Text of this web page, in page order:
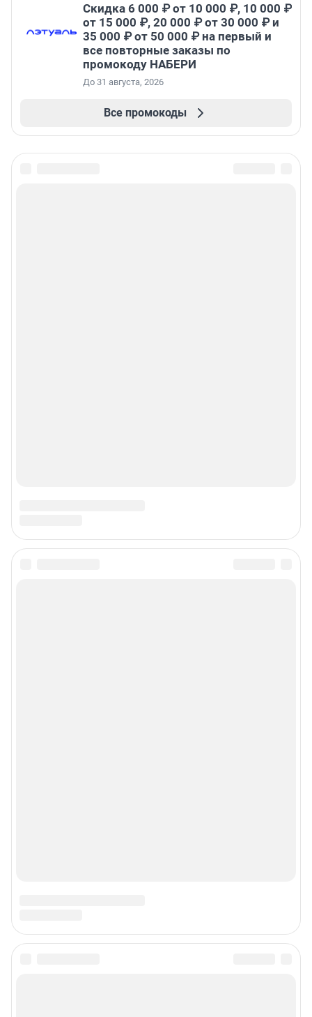
Скидка 6 000 ₽ от 10 000 ₽, 10 000 ₽
от 15 000 ₽, 20 000 ₽ от 30 000 ₽ и
35 000 ₽ от 50 000 ₽ на первый и
все повторные заказы по
промокоду НАБЕРИ
До 31 августа, 2026
Все промокоды